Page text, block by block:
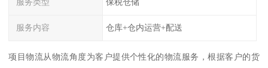
服务内容 仓库+仓内运营+配送
项目物流从物流角度为客户提供个性化的物流服务，根据客户的货